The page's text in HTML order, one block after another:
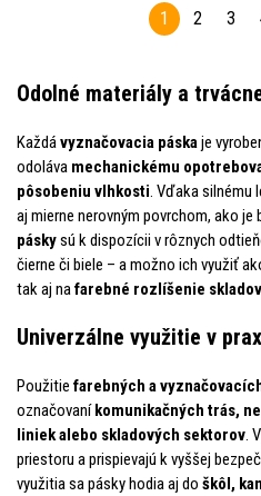
1 2 3
Odolné materiály a
Každávyznačovacia páskaje
odoláva mechanickému
pôsobeniu vlhkosti. Vďaka silnému
aj mierne nerovným povrchom, ako je
páskysú k dispozícii v rôznych
čierne či biele – a možno ich využiť
tak aj nafarebné rozlíšenie
Univerzálne využitie v
Použitie farebných a
označovaníkomunikačných trás,
liniek alebo skladových sektorov.
priestoru a prispievajú k vyššej
využitia sa pásky hodia aj do škôl,